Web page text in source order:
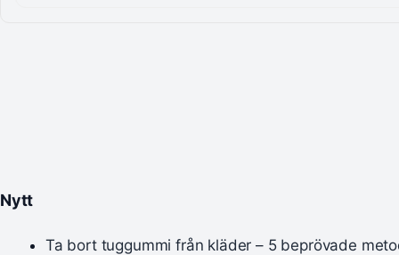
Nytt
Ta bort tuggummi från kläder – 5 beprövade